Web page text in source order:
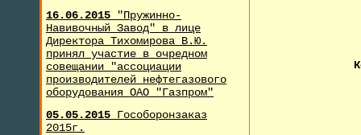
16.06.2015
"Пружинно-
Навивочный Завод" в лице
Директора Тихомирова В.Ю.
принял участие в очредном
совещании "ассоциации
производителей нефтегазового
оборудования ОАО "Газпром"
05.05.2015 Гособоронзаказ
2015г.